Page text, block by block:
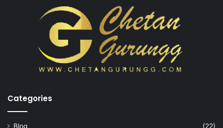
Categories
Blog
(22)